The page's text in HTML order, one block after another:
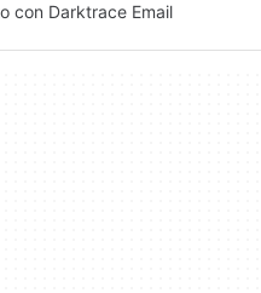
con Darktrace Email